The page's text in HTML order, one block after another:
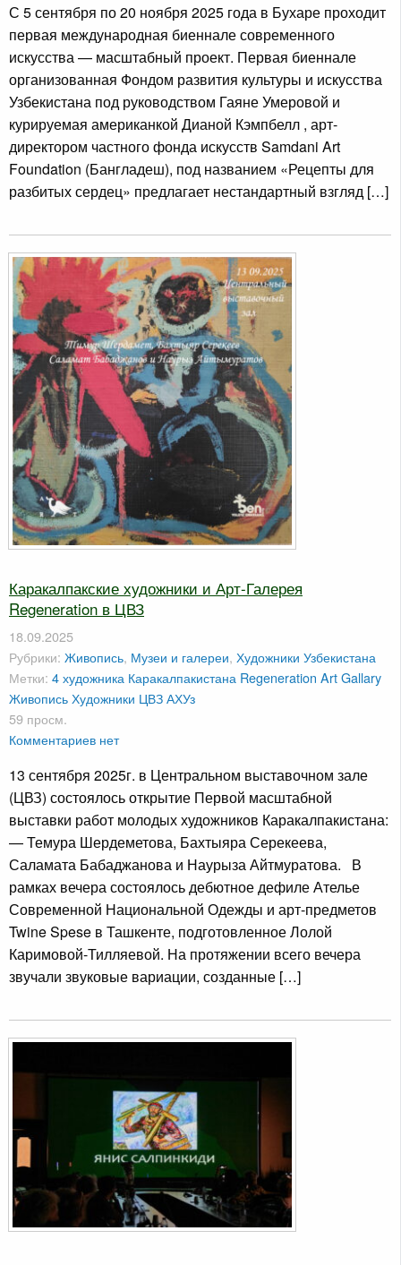
С 5 сентября по 20 ноября 2025 года в Бухаре проходит
первая международная биеннале современного
искусства — масштабный проект. Первая биеннале
организованная Фондом развития культуры и искусства
Узбекистана под руководством Гаяне Умеровой и
курируемая американкой Дианой Кэмпбелл , арт-
директором частного фонда искусств Samdani Art
Foundation (Бангладеш), под названием «Рецепты для
разбитых сердец» предлагает нестандартный взгляд […]
Каракалпакские художники и Арт-Галерея
Regeneration в ЦВЗ
18.09.2025
Рубрики: Живопись, Музеи и галереи, Художники Узбекистана
Метки: 4 художника Каракалпакистана Regeneration Art Gallary
ЖивописьХудожники ЦВЗ АХУз
59 просм.
Комментариев нет
13 сентября 2025г. в Центральном выставочном зале
(ЦВЗ) состоялось открытие Первой масштабной
выставки работ молодых художников Каракалпакистана:
— Темура Шердеметова, Бахтыяра Серекеева,
Саламата Бабаджанова и Наурыза Айтмуратова. В
рамках вечера состоялось дебютное дефиле Ателье
Современной Национальной Одежды и арт-предметов
Twine Spese в Ташкенте, подготовленное Лолой
Каримовой-Тилляевой. На протяжении всего вечера
звучали звуковые вариации, созданные […]